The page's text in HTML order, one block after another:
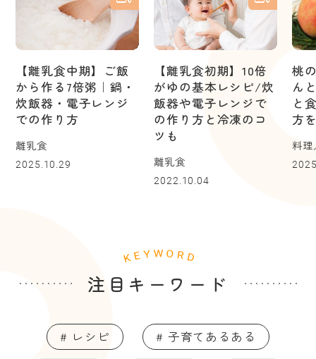
【離乳食中期】ご飯
から作る7倍粥｜鍋・
炊飯器・電子レンジ
での作り方
離乳食
2025.10.29
【離乳食初期】10倍
がゆの基本レシピ/炊
飯器や電子レンジで
の作り方と冷凍のコ
ツも
離乳食
2022.10.04
桃
ん
と
方
料
注目キーワード
# レシピ # 子育てあるある